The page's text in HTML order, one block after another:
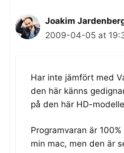
Joakim
2009-04-05 at
Har inte jämfört med
den här känns
på den här HD-
Programvaran är
min mac, men den är